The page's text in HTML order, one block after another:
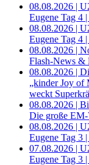
08.08.2026 |
Eugene Tag 4
08.08.2026 |
Eugene Tag 4
08.08.2026 |
Flash-News &
08.08.2026 |
„kinder Joy of
weckt
08.08.2026 |
Die große
08.08.2026 |
Eugene Tag 3
07.08.2026 |
Eugene Tag 3